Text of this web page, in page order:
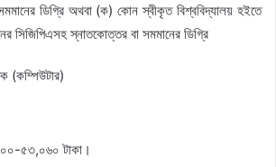
ডিগ্রি অথবা (ক) কোন স্বীকৃত বিশ্ববিদ্যালয় হইতে
সিজিপিএসহ স্নাতকোত্তর বা সমমানের ডিগ্রি
(কম্পিউটার)
৫৩,০৬০ টাকা।